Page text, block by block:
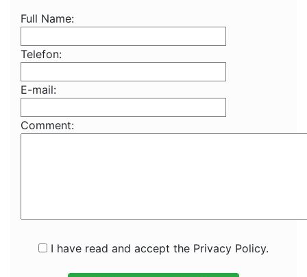
Full Name:
Telefon:
E-mail:
Comment:
I have read and accept the Privacy Policy.